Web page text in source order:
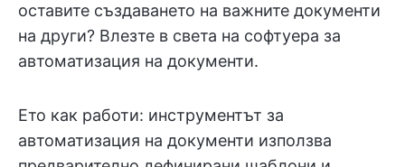
оставите създаването на важните документи
на други? Влезте в света на софтуера за
автоматизация на документи.
Ето как работи: инструментът за
автоматизация на документи използва